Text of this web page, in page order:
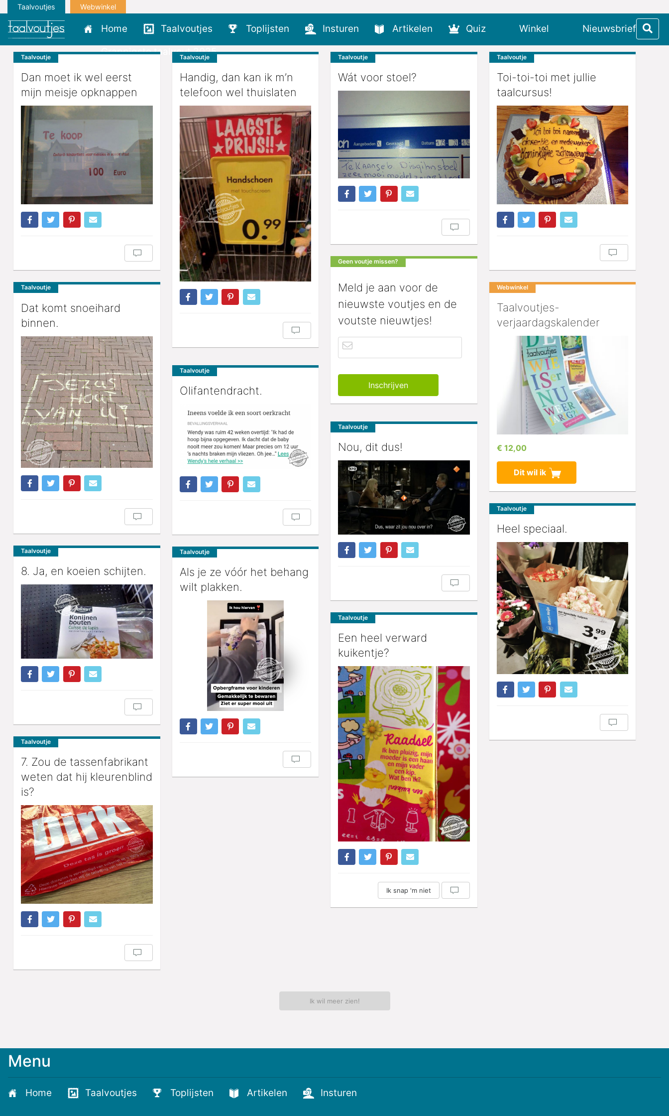
Taalvoutjes Webwinkel
Home Taalvoutjes Toplijsten Insturen Artikelen Quiz Winkel
Nieuwsbrief
Grappigste taalvout 2025
Taalvoutje
Dan moet ik wel eerst
mijn meisje opknappen
Taalvoutje
Handig, dan kan ik m’n
telefoon wel thuislaten
Taalvoutje
Wát voor stoel?
Taalvoutje
Toi-toi-toi met jullie
taalcursus!
Geen voutje missen?
Meld je aan voor de
nieuwste voutjes en de
voutste nieuwtjes!
Webwinkel
Taalvoutjes-
verjaardagskalender
€ 12,00
Dit wil ik
Taalvoutje
Dat komt snoeihard
binnen.
Taalvoutje
Olifantendracht.
Taalvoutje
Nou, dit dus!
Taalvoutje
Heel speciaal.
Taalvoutje
8. Ja, en koeien schijten.
Taalvoutje
Als je ze vóór het behang
wilt plakken.
Taalvoutje
Een heel verward
kuikentje?
Ik snap 'm niet
Taalvoutje
7. Zou de tassenfabrikant
weten dat hij kleurenblind
is?
Ik wil meer zien!
Menu
Home Taalvoutjes Toplijsten Artikelen Insturen